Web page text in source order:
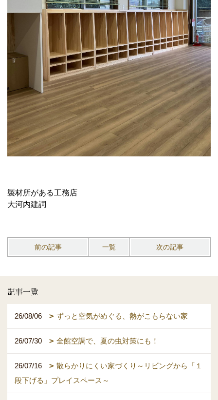
製材所がある工務店
大河内建詞
前の記事 一覧 次の記事
記事一覧
26/08/06 ずっと空気がめぐる、熱がこもらない家
26/07/30 全館空調で、夏の虫対策にも！
26/07/16
散らかりにくい家づくり～リビングから「１
段下げる」プレイスペース～